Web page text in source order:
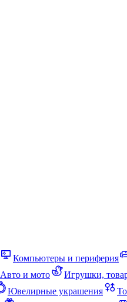
Компьютеры и периферия
Авто и мото Игрушки,
Ювелирные украшения